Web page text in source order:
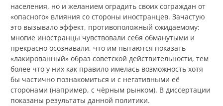
населения, но и желанием оградить своих сограждан от
«опасного» влияния со стороны иностранцев. Зачастую
это вызывало эффект, противоположный ожидаемому:
многие иностранцы чувствовали себя обманутыми и
прекрасно осознавали, что им пытаются показать
«лакированный» образ советской действительности, тем
более что у них как правило имелась возможность хотя
бы частично познакомиться и с негативными её
сторонами (например, с чёрным рынком). В диссертации
показаны результаты данной политики.